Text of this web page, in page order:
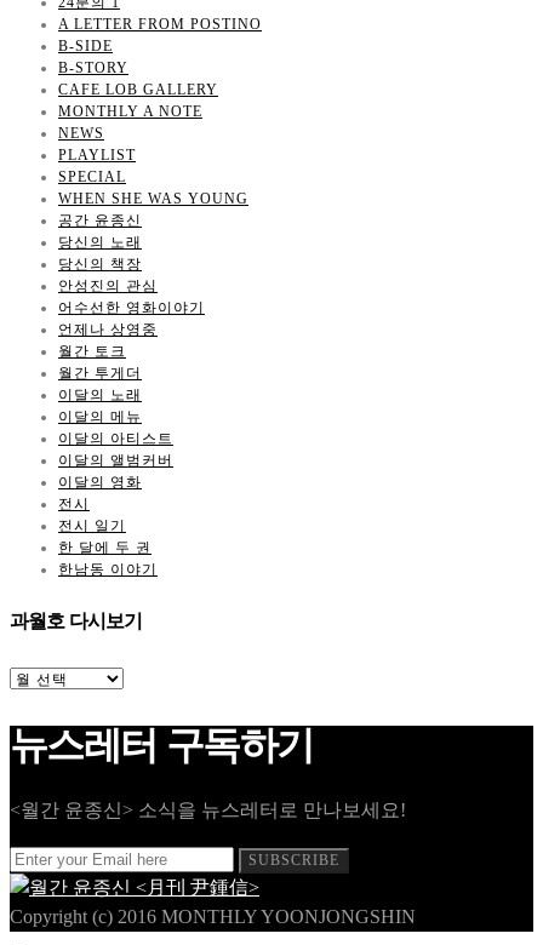
A LETTER FROM POSTINO
B-SIDE
B-STORY
CAFE LOB GALLERY
MONTHLY A NOTE
NEWS
PLAYLIST
SPECIAL
WHEN SHE WAS YOUNG
공간 윤종신
당신의 노래
당신의 책장
안성진의 관심
어수선한 영화이야기
언제나 상영중
월간 토크
월간 투게더
이달의 노래
이달의 메뉴
이달의 아티스트
이달의 앨범커버
이달의 영화
전시
전시 일기
한 달에 두 권
한남동 이야기
과월호 다시보기
과
다
시
기
뉴스레터 구독하기
<월간 윤종신> 소식을 뉴스레터로 만나보세요!
SUBSCRIBE
Copyright (c) 2016 MONTHLY YOONJONGSHIN